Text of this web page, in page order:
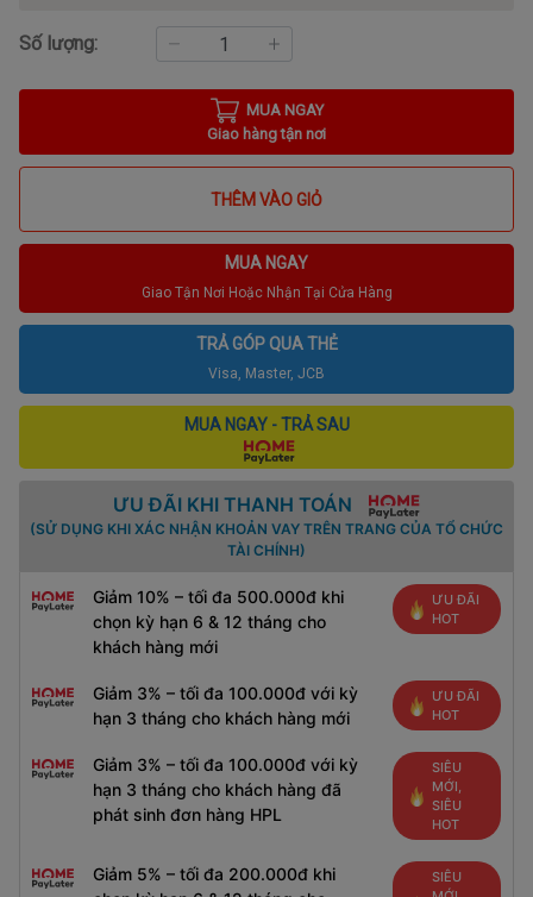
Số lượng:
MUA NGAY
Giao hàng tận nơi
THÊM VÀO GIỎ
MUA NGAY
Giao Tận Nơi Hoặc Nhận Tại Cửa Hàng
TRẢ GÓP QUA THẺ
Visa, Master, JCB
MUA NGAY - TRẢ SAU
ƯU ĐÃI KHI THANH TOÁN
(SỬ DỤNG KHI XÁC NHẬN KHOẢN VAY TRÊN TRANG CỦA TỔ CHỨC
TÀI CHÍNH)
Giảm 10% – tối đa 500.000đ khi
chọn kỳ hạn 6 & 12 tháng cho
khách hàng mới
ƯU ĐÃI
HOT
Giảm 3% – tối đa 100.000đ với kỳ
hạn 3 tháng cho khách hàng mới
ƯU ĐÃI
HOT
Giảm 3% – tối đa 100.000đ với kỳ
hạn 3 tháng cho khách hàng đã
phát sinh đơn hàng HPL
SIÊU
MỚI,
SIÊU
HOT
Giảm 5% – tối đa 200.000đ khi
SIÊU